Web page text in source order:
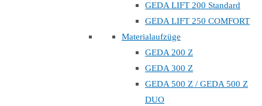
GEDA LIFT 200 Standard
GEDA LIFT 250 COMFORT
Materialaufzüge
GEDA 200 Z
GEDA 300 Z
GEDA 500 Z / GEDA 500 Z
DUO